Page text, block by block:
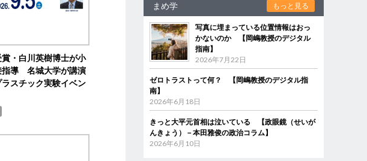
賞・白川英樹博士が小
指導 名城大学が講演
スチック実験イベン
まめ学 もっと見る
写真に埋まっている位置情報はおっ
かないのか 【岡嶋教授のデジタル
指南】
2026年7月22日
ゼロトラストって何？ 【岡嶋教授のデジタル指
南】
2026年6月18日
きっと大平元首相は泣いている 【政眼鏡（せいが
んきょう）－本田雅俊の政治コラム】
2026年6月10日